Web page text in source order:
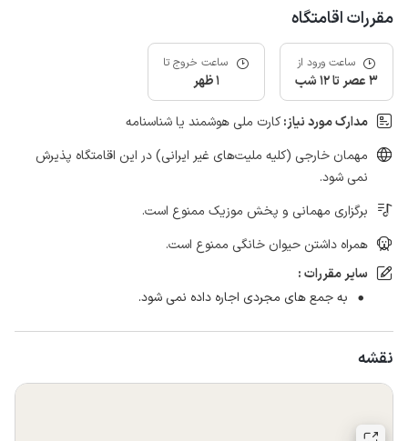
مقررات اقامتگاه
ساعت ورود از
3 عصر تا 12 شب
ساعت خروج تا
1 ظهر
مدارک مورد نیاز:کارت ملی هوشمند یا شناسنامه
مهمان خارجی (کلیه ملیت‌های غیر ایرانی) در این اقامتگاه پذیرش
نمی شود.
برگزاری مهمانی و پخش موزیک ممنوع است.
همراه داشتن حیوان خانگی ممنوع است.
سایر مقررات :
به جمع های مجردی اجاره داده نمی شود.
نقشه